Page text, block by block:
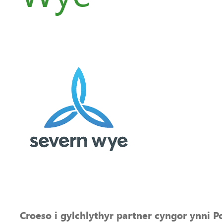
Croeso i gylchlythyr partner cyngor ynni